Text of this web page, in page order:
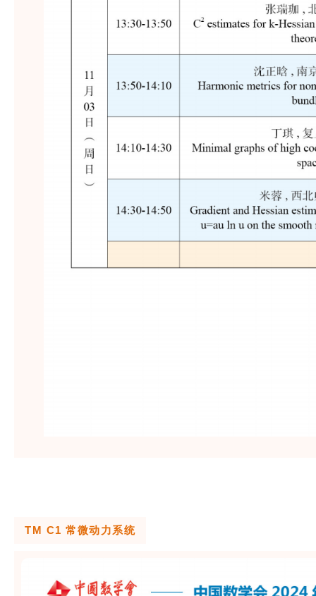
TM C1 常微动力系统